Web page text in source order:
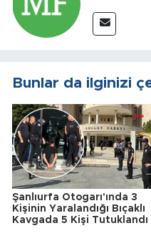
Bunlar da ilginizi
Şanlıurfa Otogarı'ında 3
Kişinin Yaralandığı Bıçaklı
Kavgada 5 Kişi Tutuklandı